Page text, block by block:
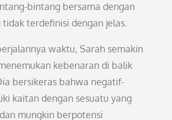
bintang bersama dengan
tidak terdefinisi dengan jelas.
waktu, Sarah semakin
kebenaran di balik
bersikeras bahwa negatif-
kaitan dengan sesuatu yang
mungkin berpotensi